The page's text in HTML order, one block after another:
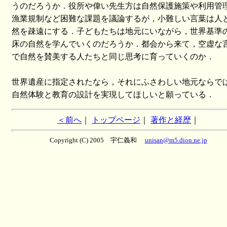
うのだろうか．役所や偉い先生方は自然保護施策や利用管
漁業規制など困難な課題を議論するが，小難しい言葉は人
然を疎遠にする．子どもたちは地元にいながら，世界基準
床の自然を学んでいくのだろうか．都会から来て，空虚な
で自然を賛美する人たちと同じ思考に育っていくのか．
世界遺産に指定されたなら，それにふさわしい地元ならで
自然体験と教育の設計を実現してほしいと願っている．
＜前へ トップページ 著作と経歴
Copyright (C) 2005 宇仁義和 unisan@m5.dion.ne.jp